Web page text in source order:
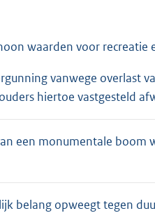
waarden voor recreatie
vanwege overlast
hiertoe vastgesteld
een monumentale boom
belang opweegt tegen